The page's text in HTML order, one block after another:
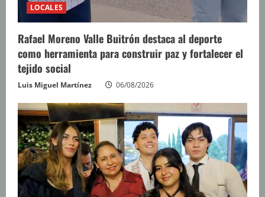
LOCALES
Rafael Moreno Valle Buitrón destaca al deporte
como herramienta para construir paz y fortalecer el
tejido social
Luis Miguel Martínez 06/08/2026